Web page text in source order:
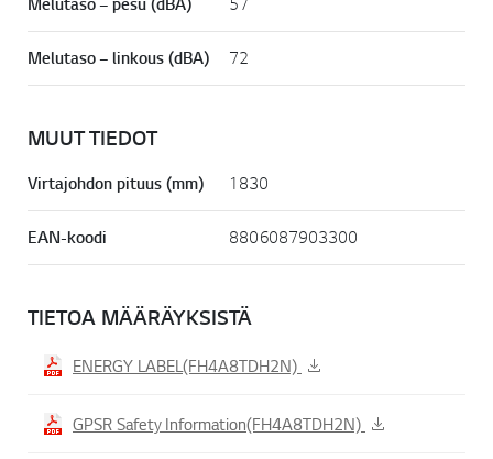
Melutaso – linkous (dBA) 72
MUUT TIEDOT
Virtajohdon pituus (mm) 1830
EAN-koodi 8806087903300
TIETOA MÄÄRÄYKSISTÄ
ENERGY LABEL(FH4A8TDH2N)
GPSR Safety Information(FH4A8TDH2N)